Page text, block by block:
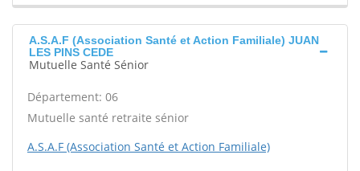
A.S.A.F (Association Santé et Action Familiale) JUAN
LES PINS CEDE
Mutuelle Santé Sénior
Département: 06
Mutuelle santé retraite sénior
A.S.A.F (Association Santé et Action Familiale)